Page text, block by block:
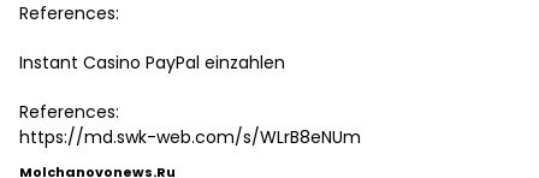
References:
Instant Casino PayPal einzahlen
References:
https://md.swk-web.com/s/WLrB8eNUm
Molchanovonews.ru